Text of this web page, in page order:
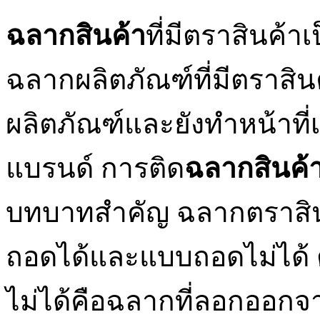
ฉลากสินค้าที่มีตราสินค้า
ฉลากผลิตภัณฑ์ที่มีตราสิน
ผลิตภัณฑ์และยังทำหน้าที่
แบรนด์ การติดฉลากสินค้
บทบาทสำคัญ ฉลากตรา
ถอดได้และแบบถอดไม่ไ
ไม่ได้คือฉลากที่ลอกออก